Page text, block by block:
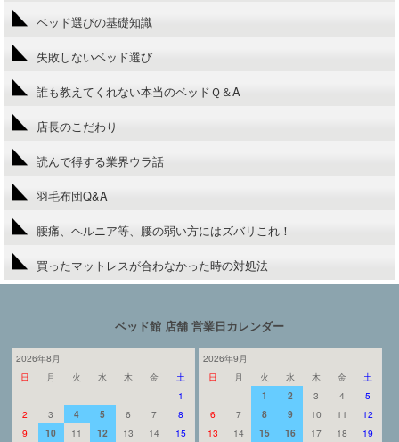
ベッド選びの基礎知識
失敗しないベッド選び
誰も教えてくれない本当のベッドＱ＆A
店長のこだわり
読んで得する業界ウラ話
羽毛布団Q&A
腰痛、ヘルニア等、腰の弱い方にはズバリこれ！
買ったマットレスが合わなかった時の対処法
ベッド館 店舗 営業日カレンダー
2026年8月
日
月 火 水 木 金
土
1
2
3 4 5 6 7
8
9
10 11 12 13 14
15
2026年9月
日
月 火 水 木 金
土
1
2 3 4
5
6
7 8 9 10 11
12
13
14 15 16 17 18
19